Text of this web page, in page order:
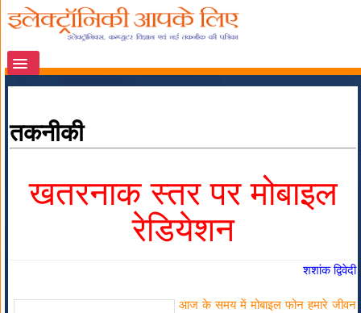
तकनीकी
खतरनाक स्तर पर मोबाइल
रेडियेशन
शशांक द्विवेदी
आज के समय में मोबाइल फोन हमारे जीवन